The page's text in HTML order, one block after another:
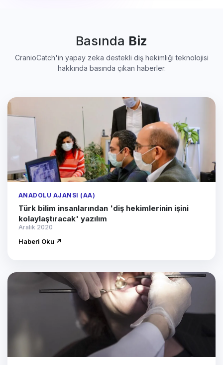
Basında Biz
CranioCatch'in yapay zeka destekli diş hekimliği teknolojisi
hakkında basında çıkan haberler.
ANADOLU AJANSI (AA)
Türk bilim insanlarından 'diş hekimlerinin işini
kolaylaştıracak' yazılım
Aralık 2020
Haberi Oku ↗